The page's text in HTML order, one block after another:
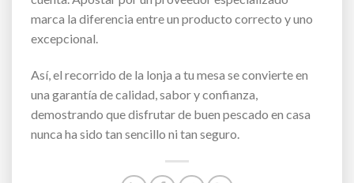
marca la diferencia entre un producto correcto y uno
excepcional.
Así, el recorrido de la lonja a tu mesa se convierte en
una garantía de calidad, sabor y confianza,
demostrando que disfrutar de buen pescado en casa
nunca ha sido tan sencillo ni tan seguro.